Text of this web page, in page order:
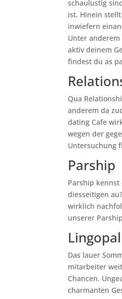
schaulustig
ist. Hinein
inwiefern
Unter
aktiv deinem
findest du as
Qua
anderem da
dating Cafe
wegen der
Untersuchung
Parship
Parship
diesseitigen
wirklich
unserer
Das lauer
mitarbeiter
Chancen.
charmanten